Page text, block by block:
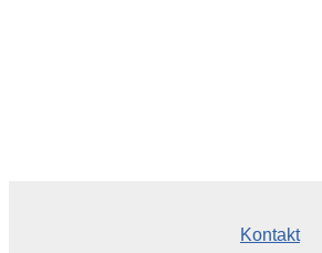
Kontakt